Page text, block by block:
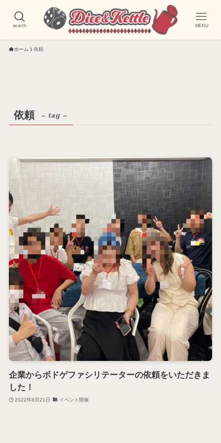
search MENU
ホーム 依頼
依頼 – tag –
企業からボドゲファシリテーターの依頼をいただきま
した！
2022年8月21日 イベント開催